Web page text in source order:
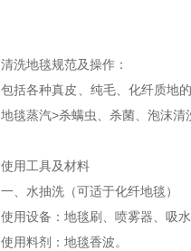
清洗地毯规范及操作：
包括各种真皮、纯毛、化纤质地
地毯蒸汽>杀螨虫、杀菌、泡沫
使用工具及材料
一、水抽洗（可适于化纤地毯）
使用设备：地毯刷、喷雾器、吸水
使用料剂：地毯香波。